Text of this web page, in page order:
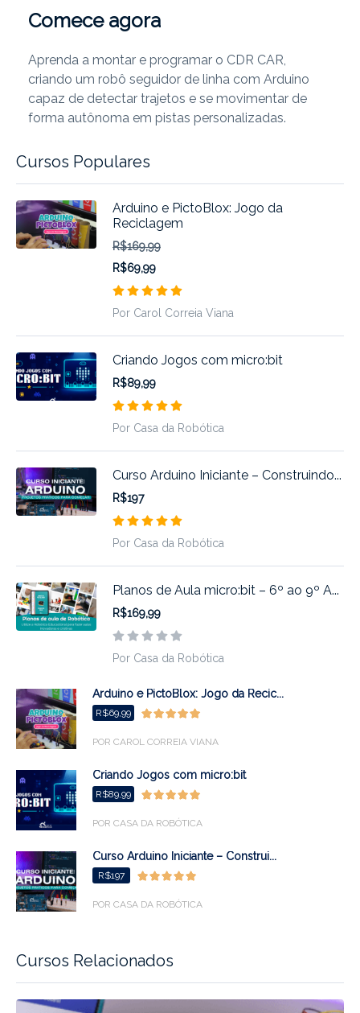
Comece agora
Aprenda a montar e programar o CDR CAR,
criando um robô seguidor de linha com Arduino
capaz de detectar trajetos e se movimentar de
forma autônoma em pistas personalizadas.
Cursos Relacionados
Cursos Populares
Arduino e PictoBlox: Jogo da
Reciclagem
R$169,99
R$69,99
Por Carol Correia Viana
Criando Jogos com micro:bit
R$89,99
Por Casa da Robótica
Curso Arduino Iniciante – Construindo...
R$197
Por Casa da Robótica
Planos de Aula micro:bit – 6º ao 9º A...
R$169,99
Por Casa da Robótica
Arduino e PictoBlox: Jogo da Recic...
R$69,99
POR CAROL CORREIA VIANA
Criando Jogos com micro:bit
R$89,99
POR CASA DA ROBÓTICA
Curso Arduino Iniciante – Construi...
R$197
POR CASA DA ROBÓTICA